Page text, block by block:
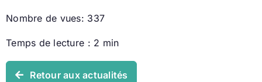
Nombre de vues: 337
Temps de lecture : 2 min
Retour aux actualités